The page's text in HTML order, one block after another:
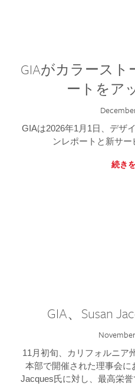
GIAがカラース
ートをア
GIAは2026年1月1日、デザ
ンレポートと新サー
続き
GIA、Susan
11月初旬、カリフォルニア
本部で開催された理事会
Jacques氏に対し、最高栄